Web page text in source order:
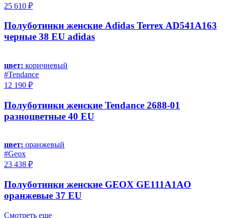
25 610 ₽
Полуботинки женские Adidas Terrex AD541A163
черные 38 EU adidas
цвет: коричневый
#Tendance
12 190 ₽
Полуботинки женские Tendance 2688-01
разноцветные 40 EU
цвет: оранжевый
#Geox
23 438 ₽
Полуботинки женские GEOX GE111A1AO
оранжевые 37 EU
Смотреть еще